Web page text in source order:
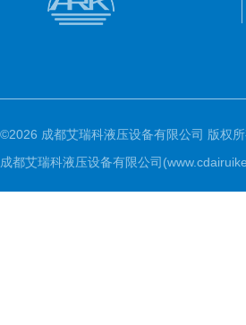
©2026 成都艾瑞科液压设备有限公司 版权
成都艾瑞科液压设备有限公司